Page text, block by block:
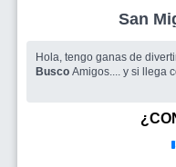
Hola, tengo ganas de
Busco Amigos.... y si llega